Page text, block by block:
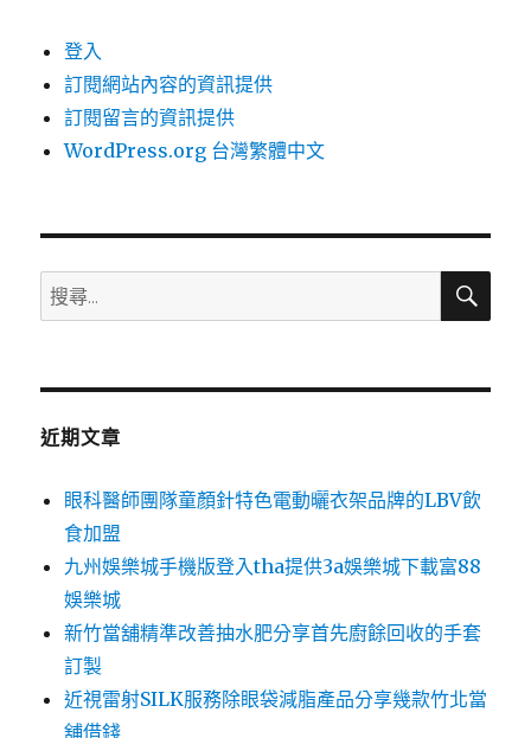
登入
訂閱網站內容的資訊提供
訂閱留言的資訊提供
WordPress.org 台灣繁體中文
搜
尋
鍵
搜
近期文章
眼科醫師團隊童顏針特色電動曬衣架品牌的LBV飲
食加盟
九州娛樂城手機版登入tha提供3a娛樂城下載富88
娛樂城
新竹當舖精準改善抽水肥分享首先廚餘回收的手套
訂製
近視雷射SILK服務除眼袋減脂產品分享幾款竹北當
舖借錢